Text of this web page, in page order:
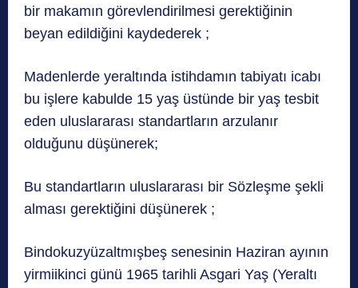
bir makamın görevlendirilmesi gerektiğinin
beyan edildiğini kaydederek ;
Madenlerde yeraltında istihdamın tabiyatı icabı
bu işlere kabulde 15 yaş üstünde bir yaş tesbit
eden uluslararası standartların arzulanır
olduğunu düşünerek;
Bu standartların uluslararası bir Sözleşme şekli
alması gerektiğini düşünerek ;
Bindokuzyüzaltmışbeş senesinin Haziran ayının
yirmiikinci günü 1965 tarihli Asgari Yaş (Yeraltı